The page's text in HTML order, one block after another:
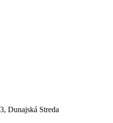
Dunajská Streda